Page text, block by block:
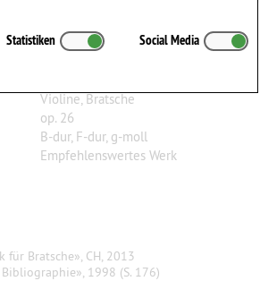
g), für Violine und Bratsche
Violine, Bratsche
op. 26
B-dur, F-dur, g-moll
Empfehlenswertes Werk
für Bratsche», CH, 2013
1998 (S. 176)
Statistiken Social Media